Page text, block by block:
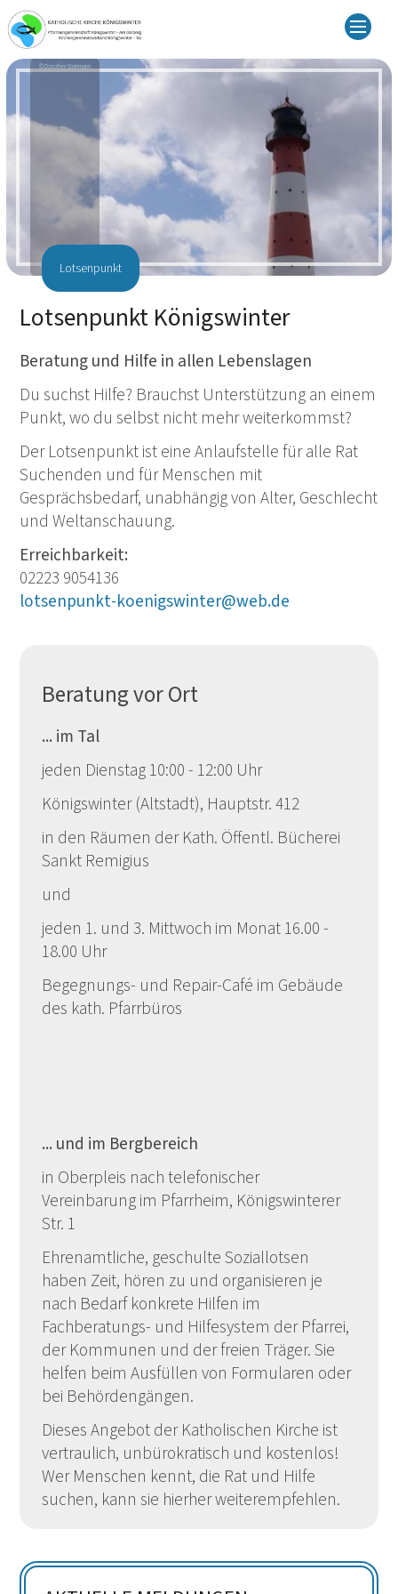
© Dorothee Steinmann
Lotsenpunkt
Lotsenpunkt Königswinter
Beratung und Hilfe in allen Lebenslagen
Du suchst Hilfe? Brauchst Unterstützung an einem
Punkt, wo du selbst nicht mehr weiterkommst?
Der Lotsenpunkt ist eine Anlaufstelle für alle Rat
Suchenden und für Menschen mit
Gesprächsbedarf, unabhängig von Alter, Geschlecht
und Weltanschauung.
Erreichbarkeit:
02223 9054136
lotsenpunkt-koenigswinter@web.de
Beratung vor Ort
... im Tal
jeden Dienstag 10:00 - 12:00 Uhr
Königswinter (Altstadt), Hauptstr. 412
in den Räumen der Kath. Öffentl. Bücherei
Sankt Remigius
und
jeden 1. und 3. Mittwoch im Monat 16.00 -
18.00 Uhr
Begegnungs- und Repair-Café im Gebäude
des kath. Pfarrbüros
... und im Bergbereich
in Oberpleis nach telefonischer
Vereinbarung im Pfarrheim, Königswinterer
Str. 1
Ehrenamtliche, geschulte Soziallotsen
haben Zeit, hören zu und organisieren je
nach Bedarf konkrete Hilfen im
Fachberatungs- und Hilfesystem der Pfarrei,
der Kommunen und der freien Träger. Sie
helfen beim Ausfüllen von Formularen oder
bei Behördengängen.
Dieses Angebot der Katholischen Kirche ist
vertraulich, unbürokratisch und kostenlos!
Wer Menschen kennt, die Rat und Hilfe
suchen, kann sie hierher weiterempfehlen.